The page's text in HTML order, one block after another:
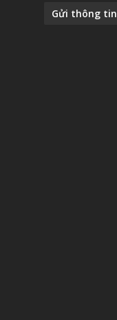
Gửi thông tin